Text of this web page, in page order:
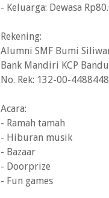
- Keluarga: Dewasa
Rekening:
Alumni SMF Bumi
Bank Mandiri KCP
No. Rek: 132-00-
Acara:
- Ramah tamah
- Hiburan musik
- Bazaar
- Doorprize
- Fun games